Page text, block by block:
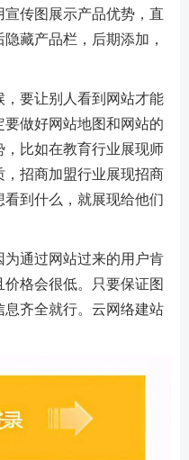
传图展示产品优势，直
藏产品栏，后期添加，
要让别人看到网站才能
做好网站地图和网站的
比如在教育行业展现师
招商加盟行业展现招商
到什么，就展现给他们
通过网站过来的用户肯
格会很低。只要保证图
息齐全就行。云网络建站